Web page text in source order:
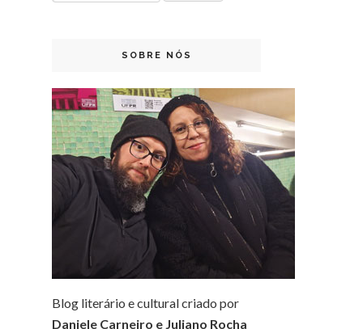
SOBRE NÓS
Blog literário e cultural criado por
Daniele Carneiro e Juliano Rocha